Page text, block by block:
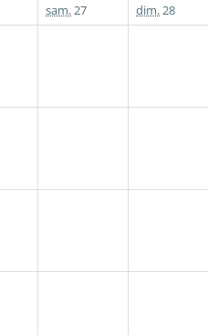
sam. 27 dim. 28